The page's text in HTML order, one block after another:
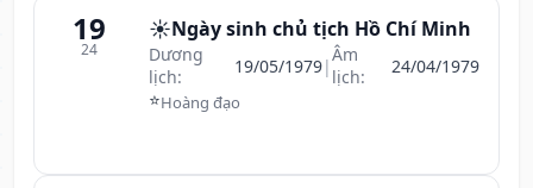
19
24
☀️Ngày sinh chủ tịch Hồ Chí Minh
Dương
lịch:
19/05/1979|Âm
lịch:
24/04/1979
⭐Hoàng đạo